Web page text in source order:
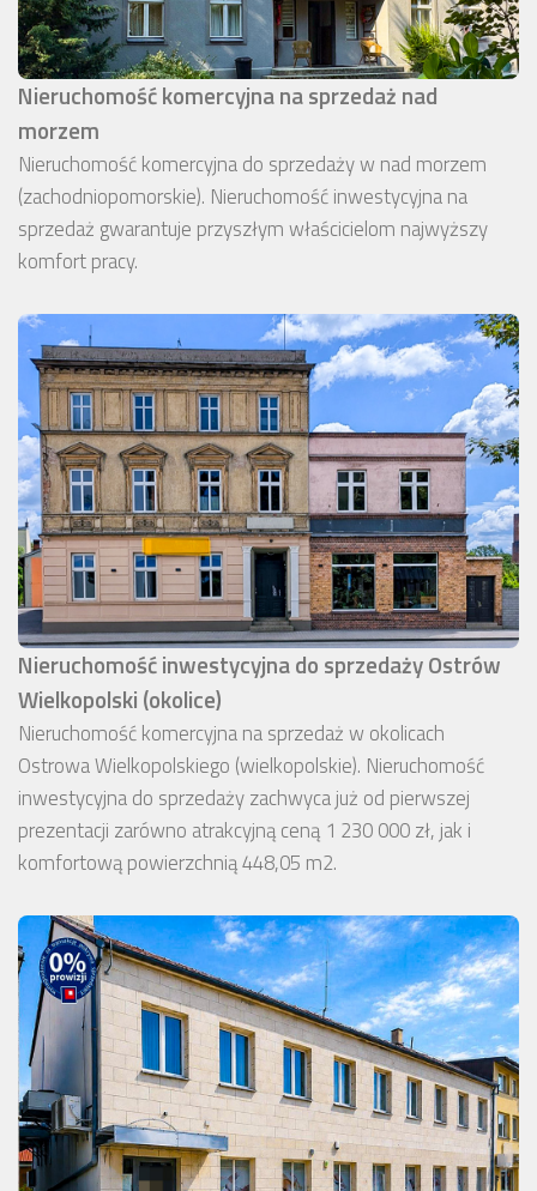
Nieruchomość komercyjna na sprzedaż nad
morzem
Nieruchomość komercyjna do sprzedaży w nad morzem
(zachodniopomorskie). Nieruchomość inwestycyjna na
sprzedaż gwarantuje przyszłym właścicielom najwyższy
komfort pracy.
Nieruchomość inwestycyjna do sprzedaży Ostrów
Wielkopolski (okolice)
Nieruchomość komercyjna na sprzedaż w okolicach
Ostrowa Wielkopolskiego (wielkopolskie). Nieruchomość
inwestycyjna do sprzedaży zachwyca już od pierwszej
prezentacji zarówno atrakcyjną ceną 1 230 000 zł, jak i
komfortową powierzchnią 448,05 m2.